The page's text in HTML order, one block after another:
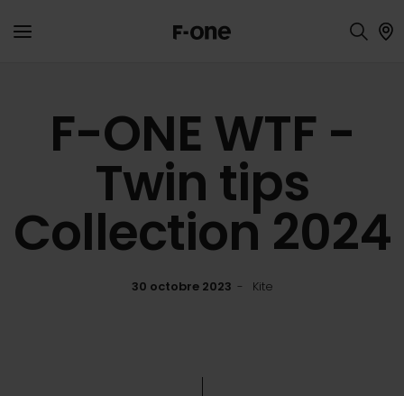
F-ONE WTF -
Twin tips
Collection 2024
30 octobre 2023 Kite